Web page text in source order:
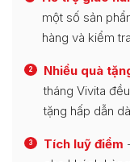
một số sản
hàng và kiểm
2 Nhiều quà
tháng Vivita
tặng hấp dẫn
3 Tích luỹ điểm